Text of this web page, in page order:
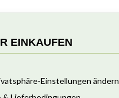
EINKAUFEN
Einstellungen ändern